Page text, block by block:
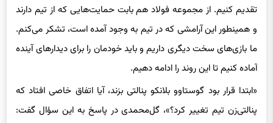
و همینطور این آرامشی که در تیم به وجود آمده است، تشکر می‌کنم.
ما بازی‌های سخت دیگری داریم و باید خودمان را برای دیدارهای آینده
آماده کنیم تا این روند را ادامه دهیم.
«ابتدا قرار بود گوستاوو بلانکو پنالتی بزند، آیا اتفاق خاصی افتاد که
پنالتی‌زن تیم تغییر کرد؟»، گل‌محمدی در پاسخ به این سؤال گفت:
ابتدا قرار بود موسی (کولیبالی) پنالتی را بزند. او پنالتی‌زن اول ماست،